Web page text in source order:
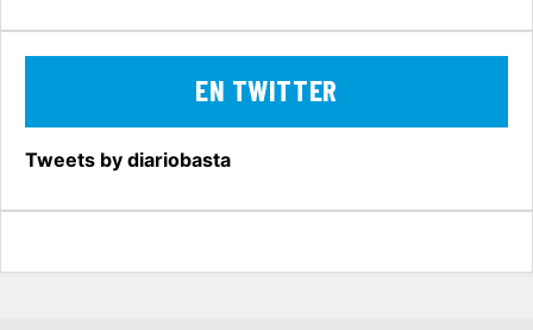
EN TWITTER
Tweets by diariobasta